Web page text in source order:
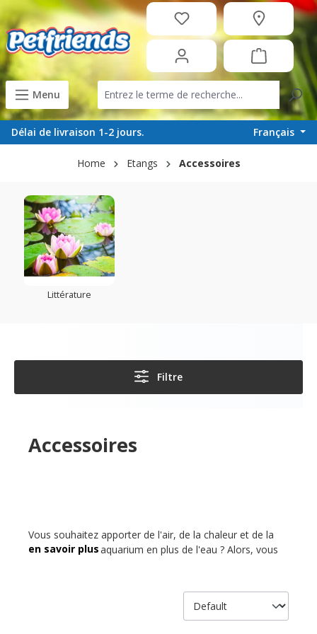
principal
Menu
Délai de livraison 1-2 jours. Français
Home Etangs Accessoires
Littérature
Filtre
Accessoires
Vous souhaitez apporter de l'air, de la chaleur et de la
lumière à votre aquarium en plus de l'eau ? Alors, vous
qualité extrêmement élevée et comprennent des
techniques de pompage, de chauffage et aussi de LED.
Ainsi, l'aquarium domestique reçoit un peu plus de